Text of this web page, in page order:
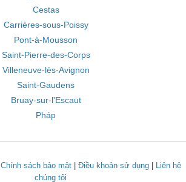
Cestas
Carrières-sous-Poissy
Pont-à-Mousson
Saint-Pierre-des-Corps
Villeneuve-lès-Avignon
Saint-Gaudens
Bruay-sur-l'Escaut
Pháp
Chính sách bảo mật Điều khoản sử dụng
Liên hệ
chúng tôi